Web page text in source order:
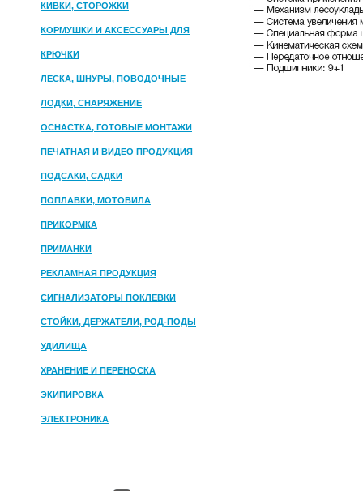
КИВКИ, СТОРОЖКИ
КОРМУШКИ И АКСЕССУАРЫ ДЛЯ
ПРИКОРМКИ
КРЮЧКИ
ЛЕСКА, ШНУРЫ, ПОВОДОЧНЫЕ
МАТЕРИАЛЫ
ЛОДКИ, СНАРЯЖЕНИЕ
ОСНАСТКА, ГОТОВЫЕ МОНТАЖИ
ПЕЧАТНАЯ И ВИДЕО ПРОДУКЦИЯ
ПОДСАКИ, САДКИ
ПОПЛАВКИ, МОТОВИЛА
ПРИКОРМКА
ПРИМАНКИ
РЕКЛАМНАЯ ПРОДУКЦИЯ
СИГНАЛИЗАТОРЫ ПОКЛЕВКИ
СТОЙКИ, ДЕРЖАТЕЛИ, РОД-ПОДЫ
УДИЛИЩА
ХРАНЕНИЕ И ПЕРЕНОСКА
ЭКИПИРОВКА
ЭЛЕКТРОНИКА